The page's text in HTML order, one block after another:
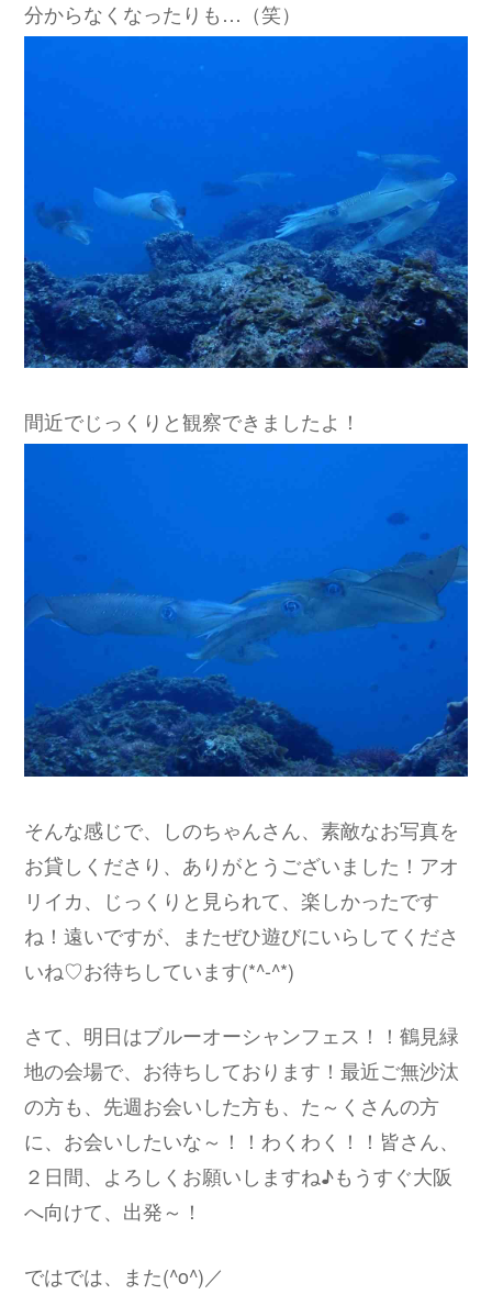
分からなくなったりも…（笑）
間近でじっくりと観察できましたよ！
そんな感じで、しのちゃんさん、素敵なお写真を
お貸しくださり、ありがとうございました！アオ
リイカ、じっくりと見られて、楽しかったです
ね！遠いですが、またぜひ遊びにいらしてくださ
いね♡お待ちしています(*^-^*)
さて、明日はブルーオーシャンフェス！！鶴見緑
地の会場で、お待ちしております！最近ご無沙汰
の方も、先週お会いした方も、た～くさんの方
に、お会いしたいな～！！わくわく！！皆さん、
２日間、よろしくお願いしますね♪もうすぐ大阪
へ向けて、出発～！
ではでは、また(^o^)／